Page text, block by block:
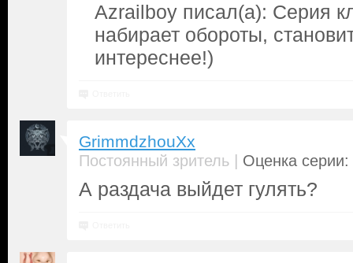
Azrailboy писал(а): Серия
набирает обороты,
интереснее!)
GrimmdzhouXx
Постоянный зритель | Оценка серии:
А раздача выйдет гулять?